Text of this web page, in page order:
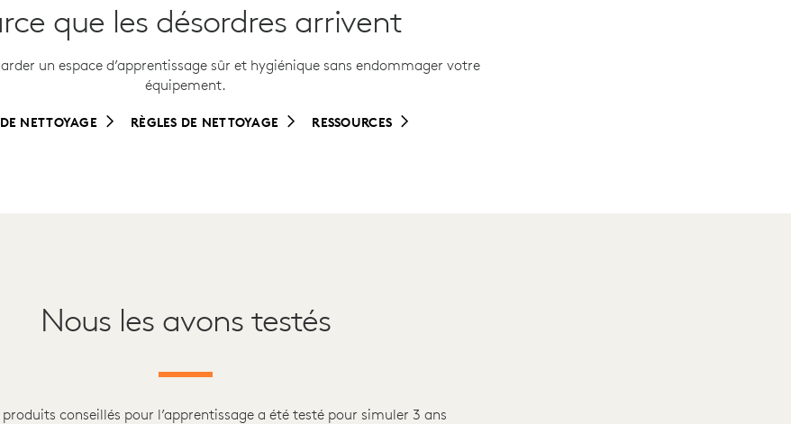
que les désordres arrivent
un espace d’apprentissage sûr et hygiénique sans endommager votre
équipement.
NETTOYAGE RÈGLES DE NETTOYAGE RESSOURCES
Nous les avons testés
conseillés pour l’apprentissage a été testé pour simuler 3 ans